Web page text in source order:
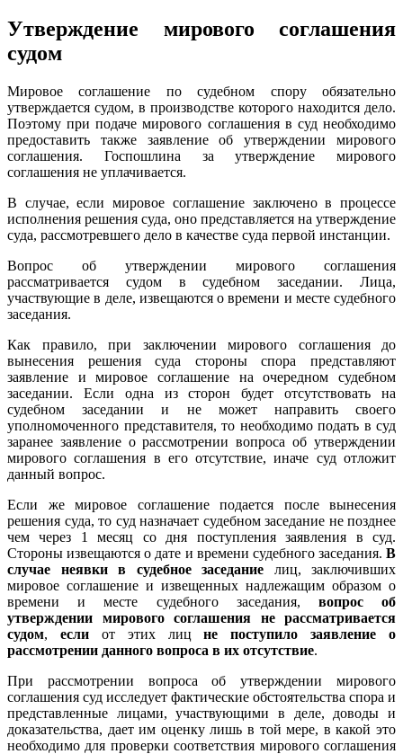
Утверждение мирового соглашения
судом
Мировое соглашение по судебном спору обязательно
утверждается судом, в производстве которого находится дело.
Поэтому при подаче мирового соглашения в суд необходимо
предоставить также заявление об утверждении мирового
соглашения. Госпошлина за утверждение мирового
соглашения не уплачивается.
В случае, если мировое соглашение заключено в процессе
исполнения решения суда, оно представляется на утверждение
суда, рассмотревшего дело в качестве суда первой инстанции.
Вопрос об утверждении мирового соглашения
рассматривается судом в судебном заседании. Лица,
участвующие в деле, извещаются о времени и месте судебного
заседания.
Как правило, при заключении мирового соглашения до
вынесения решения суда стороны спора представляют
заявление и мировое соглашение на очередном судебном
заседании. Если одна из сторон будет отсутствовать на
судебном заседании и не может направить своего
уполномоченного представителя, то необходимо подать в суд
заранее заявление о рассмотрении вопроса об утверждении
мирового соглашения в его отсутствие, иначе суд отложит
данный вопрос.
Если же мировое соглашение подается после вынесения
решения суда, то суд назначает судебном заседание не позднее
чем через 1 месяц со дня поступления заявления в суд.
Стороны извещаются о дате и времени судебного заседания. В
случае неявки в судебное заседание лиц, заключивших
мировое соглашение и извещенных надлежащим образом о
времени и месте судебного заседания, вопрос об
утверждении мирового соглашения не рассматривается
судом, еслиот этих лицне поступило заявление о
рассмотрении данного вопроса в их отсутствие.
При рассмотрении вопроса об утверждении мирового
соглашения суд исследует фактические обстоятельства спора и
представленные лицами, участвующими в деле, доводы и
доказательства, дает им оценку лишь в той мере, в какой это
необходимо для проверки соответствия мирового соглашения